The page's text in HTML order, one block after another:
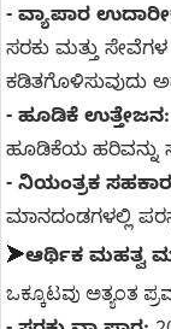
- ವ್ಯಾಪಾರ
ಸರಕು ಮತ್ತು
ಕಡಿತಗೊಳಿಸುವುದು
- ಹೂಡಿಕೆ ಉತ್ತೇಜನ:
ಹೂಡಿಕೆಯ ಹರಿವನ್ನು
- ನಿಯಂತ್ರಕ
ಮಾನದಂಡಗಳಲ್ಲಿ
➤ಆರ್ಥಿಕ ಮಹತ್ವ
ಒಕ್ಕೂಟವು ಅತ್ಯಂತ